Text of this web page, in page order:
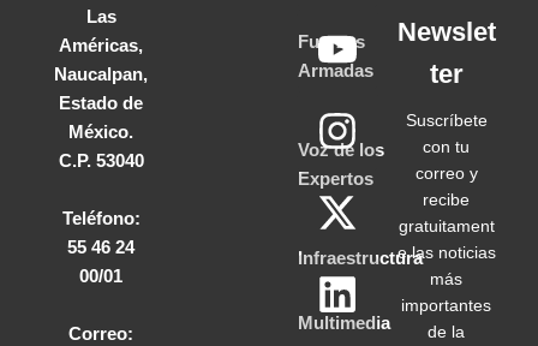
Las
Américas,
Naucalpan,
Estado de
México.
C.P. 53040
Teléfono:
55 46 24
00/01
Correo:
Fuerzas
Armadas
Voz de los
Expertos
Infraestructura
Multimedia
Newslet
ter
Suscríbete
con tu
correo y
recibe
gratuitament
e las noticias
más
importantes
de la